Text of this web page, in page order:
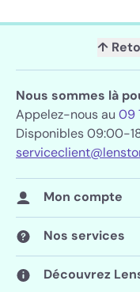
↑
Nous sommes là
Appelez-nous au 09
Disponibles 09:00-
Mon compte
Nos services
Découvrez